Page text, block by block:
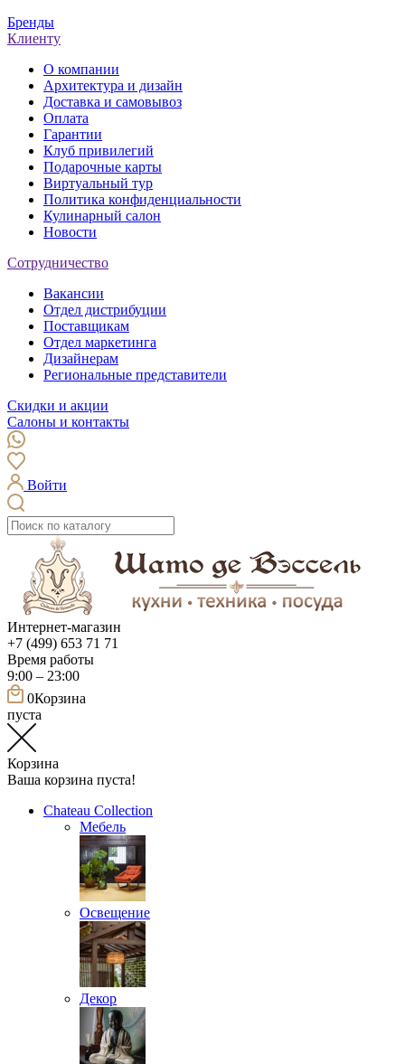
Бренды
Клиенту
О компании
Архитектура и дизайн
Доставка и самовывоз
Оплата
Гарантии
Клуб привилегий
Подарочные карты
Виртуальный тур
Политика конфиденциальности
Кулинарный салон
Новости
Сотрудничество
Вакансии
Отдел дистрибуции
Поставщикам
Отдел маркетинга
Дизайнерам
Региональные представители
Скидки и акции
Салоны и контакты
Войти
Интернет-магазин
+7 (499) 653 71 71
Время работы
9:00 – 23:00
0Корзина
пуста
Корзина
Ваша корзина пуста!
Chateau Collection
Мебель
Освещение
Декор